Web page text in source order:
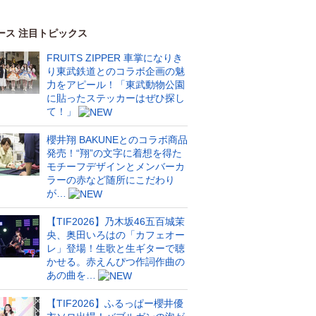
ス 注目トピックス
FRUITS ZIPPER 車掌になりき
り東武鉄道とのコラボ企画の魅
力をアピール！「東武動物公園
に貼ったステッカーはぜひ探し
て！」
櫻井翔 BAKUNEとのコラボ商品
発売！“翔”の文字に着想を得た
モチーフデザインとメンバーカ
ラーの赤など随所にこだわり
が…
【TIF2026】乃木坂46五百城茉
央、奥田いろはの「カフェオー
レ」登場！生歌と生ギターで聴
かせる。赤えんぴつ作詞作曲の
あの曲を…
【TIF2026】ふるっぱー櫻井優